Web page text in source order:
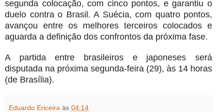
segunda colocação, com cinco pontos, e garantiu o
duelo contra o Brasil. A Suécia, com quatro pontos,
avançou entre os melhores terceiros colocados e
aguarda a definição dos confrontos da próxima fase.
A partida entre brasileiros e japoneses será
disputada na próxima segunda-feira (29), às 14 horas
(de Brasília).
Eduardo Ericeira às 04:14